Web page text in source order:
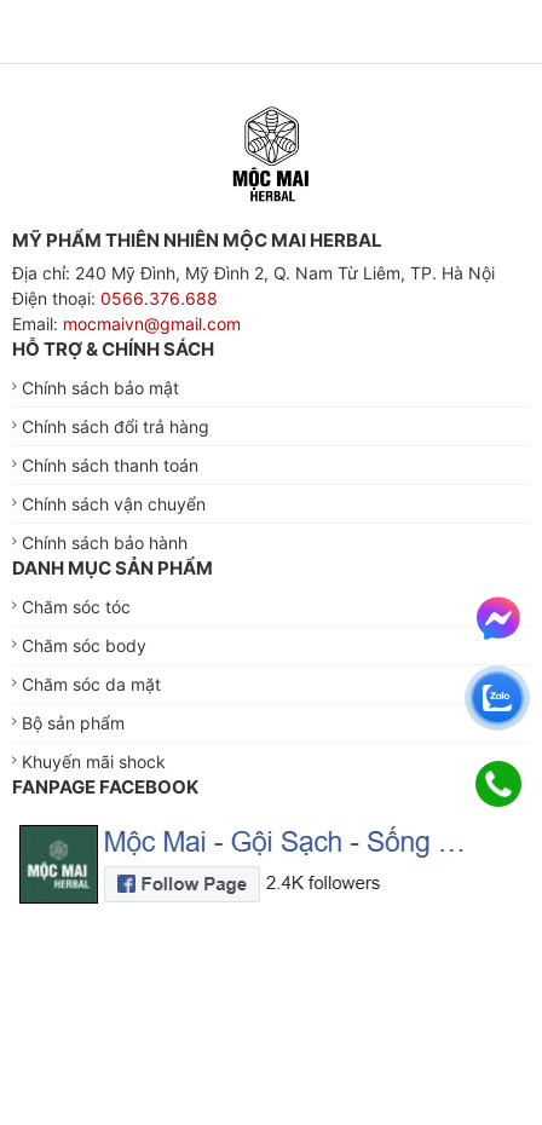
MỸ PHẨM THIÊN NHIÊN MỘC MAI HERBAL
Địa chỉ: 240 Mỹ Đình, Mỹ Đình 2, Q. Nam Từ Liêm, TP. Hà Nội
Điện thoại: 0566.376.688
Email: mocmaivn@gmail.com
HỖ TRỢ & CHÍNH SÁCH
Chính sách bảo mật
Chính sách đổi trả hàng
Chính sách thanh toán
Chính sách vận chuyển
Chính sách bảo hành
DANH MỤC SẢN PHẨM
Chăm sóc tóc
Chăm sóc body
Chăm sóc da mặt
Bộ sản phẩm
Khuyến mãi shock
FANPAGE FACEBOOK